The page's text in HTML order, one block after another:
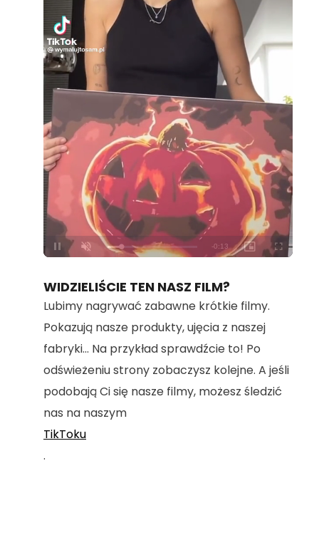
Unmute Loaded:
100.00%
WIDZIELIŚCIE TEN NASZ FILM?
Lubimy nagrywać zabawne krótkie filmy.
Pokazują nasze produkty, ujęcia z naszej
fabryki... Na przykład sprawdźcie to! Po
odświeżeniu strony zobaczysz kolejne. A jeśli
podobają Ci się nasze filmy, możesz śledzić
nas na naszym
TikToku
.